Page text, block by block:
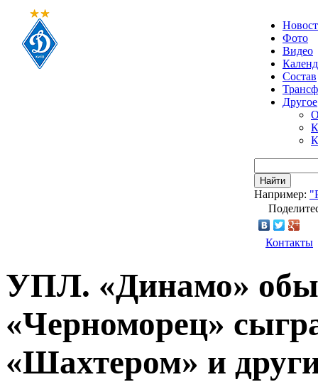
Фото
Видео
Состав
Другое
Найти
Например:
Контакты
УПЛ. «Динамо»
«Черноморец»
«Шахтером» и